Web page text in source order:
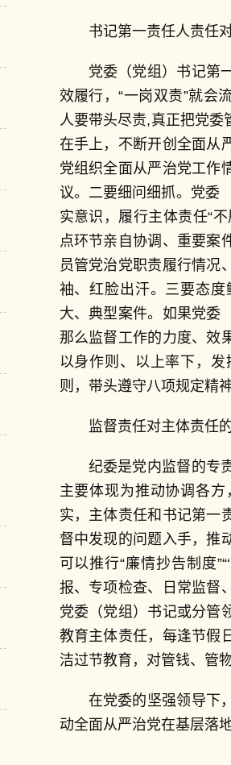
书记第一责任人责任
党委（党组）书记第
效履行，“一岗双责”就会
人要带头尽责,真正把党
在手上，不断开创全面从
党组织全面从严治党工作
议。二要细问细抓。党委
实意识，履行主体责任“
点环节亲自协调、重要案
员管党治党职责履行情况
袖、红脸出汗。三要态
大、典型案件。如果党委
那么监督工作的力度、效
以身作则、以上率下，
则，带头遵守八项规定精
监督责任对主体责任
纪委是党内监督的专
主要体现为推动协调各
实，主体责任和书记第一
督中发现的问题入手，推
可以推行“廉情抄告制度
报、专项检查、日常监督
党委（党组）书记或分管
教育主体责任，每逢节假
洁过节教育，对管钱、管
在党委的坚强领导下
动全面从严治党在基层落